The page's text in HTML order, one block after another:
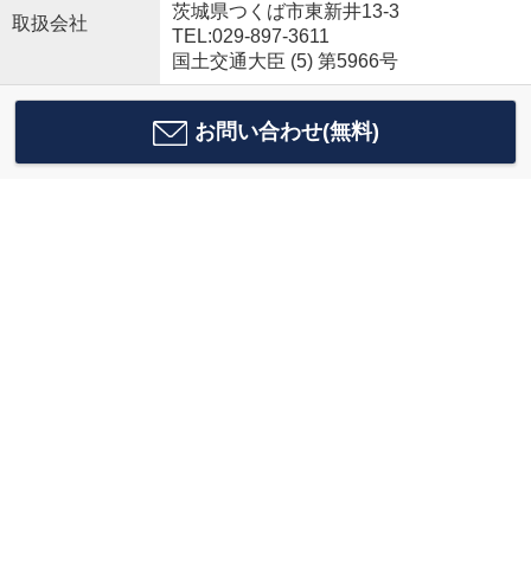
取扱会社
茨城県つくば市東新井13-3
TEL:029-897-3611
国土交通大臣 (5) 第5966号
お問い合わせ(無料)